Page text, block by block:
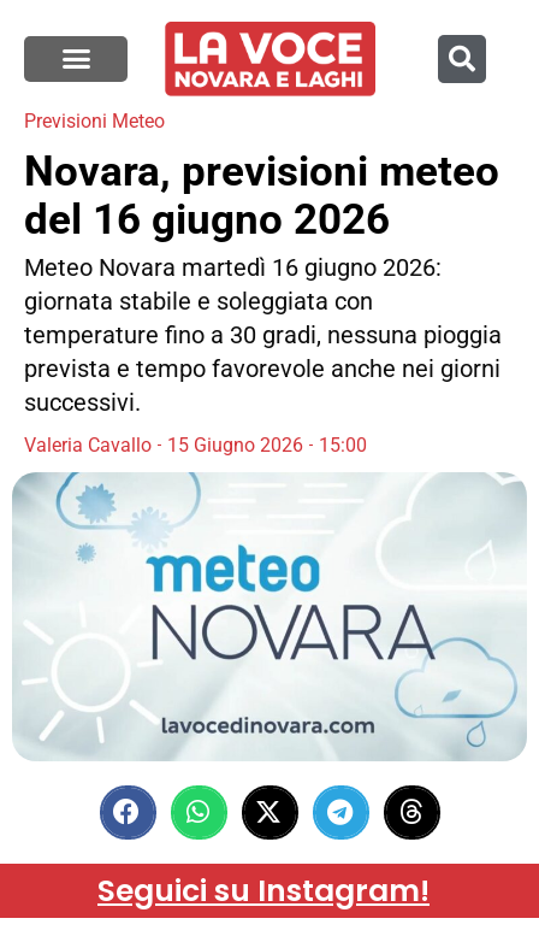
Previsioni Meteo
Novara, previsioni meteo
del 16 giugno 2026
Meteo Novara martedì 16 giugno 2026:
giornata stabile e soleggiata con
temperature fino a 30 gradi, nessuna pioggia
prevista e tempo favorevole anche nei giorni
successivi.
Valeria Cavallo 15 Giugno 2026 15:00
Seguici su Instagram!